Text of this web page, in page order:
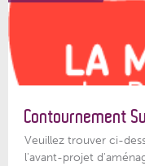
Contournement
Veuillez trouver ci-
l'avant-projet